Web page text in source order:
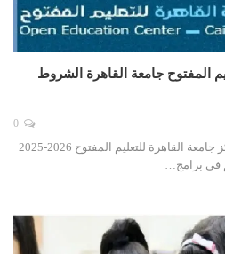
المفتوح جامعة القاهرة الشروط
نوضح لكم تفاصيل التقديم في مركز جامعة القاهرة للتعليم المفتوح 2026-2025
في برامج…